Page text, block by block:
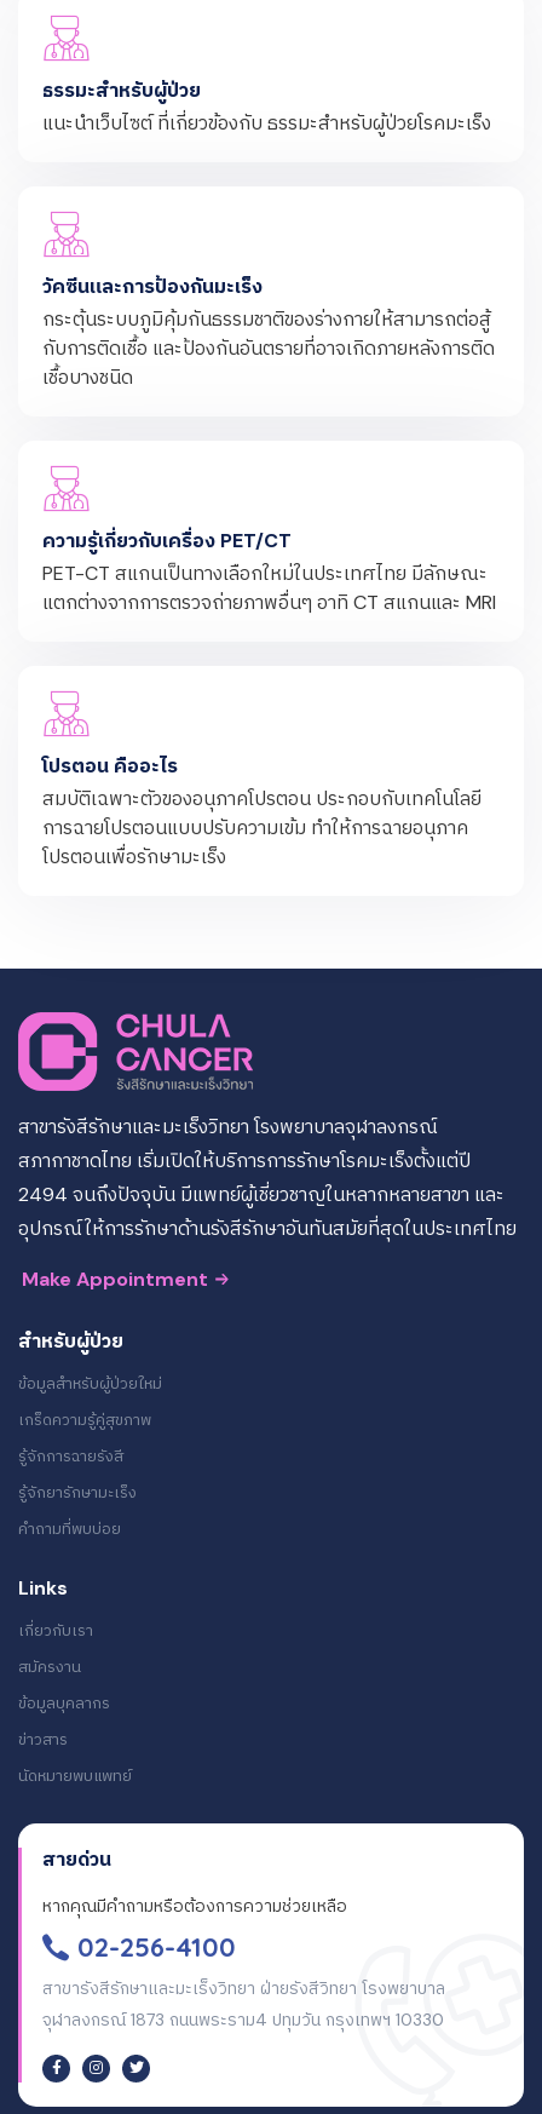
ธรรมะสำหรับผู้ป่วย
แนะนำเว็บไซต์ ที่เกี่ยวข้องกับ ธรรมะสำหรับผู้ป่วยโรคมะเร็ง
วัคซีนและการป้องกันมะเร็ง
กระตุ้นระบบภูมิคุ้มกันธรรมชาติของร่างกายให้สามารถต่อสู้
กับการติดเชื้อ และป้องกันอันตรายที่อาจเกิดภายหลังการติด
เชื้อบางชนิด
ความรู้เกี่ยวกับเครื่อง PET/CT
PET-CT สแกนเป็นทางเลือกใหม่ในประเทศไทย มีลักษณะ
แตกต่างจากการตรวจถ่ายภาพอื่นๆ อาทิ CT สแกนและ MRI
โปรตอน คืออะไร
สมบัติเฉพาะตัวของอนุภาคโปรตอน ประกอบกับเทคโนโลยี
การฉายโปรตอนแบบปรับความเข้ม ทำให้การฉายอนุภาค
โปรตอนเพื่อรักษามะเร็ง
สาขารังสีรักษาและมะเร็งวิทยา โรงพยาบาลจุฬาลงกรณ์
สภากาชาดไทย เริ่มเปิดให้บริการการรักษาโรคมะเร็งตั้งแต่ปี
2494 จนถึงปัจจุบัน มีแพทย์ผู้เชี่ยวชาญในหลากหลายสาขา และ
อุปกรณ์ให้การรักษาด้านรังสีรักษาอันทันสมัยที่สุดในประเทศไทย
Make Appointment
สำหรับผู้ป่วย
ข้อมูลสำหรับผู้ป่วยใหม่
เกร็ดความรู้คู่สุขภาพ
รู้จักการฉายรังสี
รู้จักยารักษามะเร็ง
คำถามที่พบบ่อย
Links
เกี่ยวกับเรา
สมัครงาน
ข้อมูลบุคลากร
ข่าวสาร
นัดหมายพบแพทย์
สายด่วน
หากคุณมีคำถามหรือต้องการความช่วยเหลือ
02-256-4100
สาขารังสีรักษาและมะเร็งวิทยา ฝ่ายรังสีวิทยา โรงพยาบาล
จุฬาลงกรณ์ 1873 ถนนพระราม4 ปทุมวัน กรุงเทพฯ 10330